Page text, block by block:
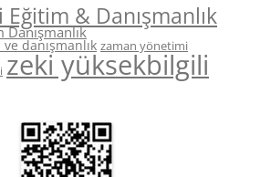
& Danışmanlık
danışmanlık zaman yönetimi
zeki yüksekbilgili